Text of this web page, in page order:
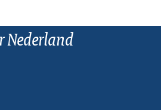
Nederland